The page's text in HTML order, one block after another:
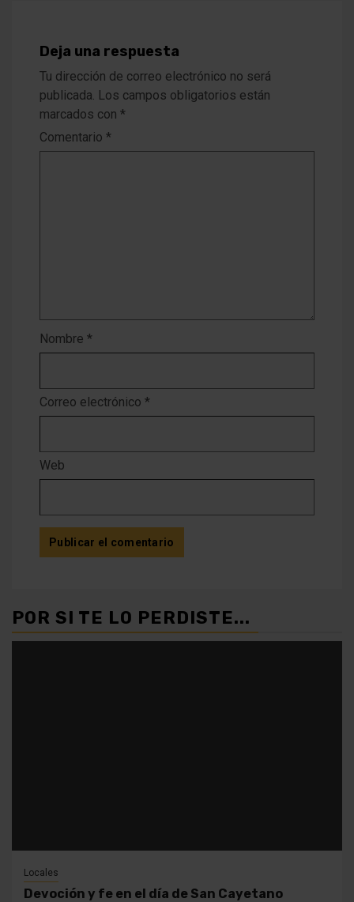
Deja una respuesta
Tu dirección de correo electrónico no será
publicada. Los campos obligatorios están
marcados con *
Comentario *
Nombre *
Correo electrónico *
Web
POR SI TE LO PERDISTE...
Locales
Devoción y fe en el día de San Cayetano